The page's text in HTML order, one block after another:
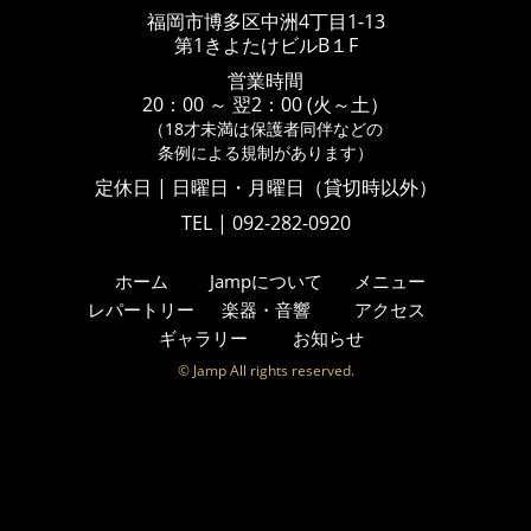
福岡市博多区中洲4丁目1-13
第1きよたけビルB１F
営業時間
20：00 ～ 翌2：00 (火～土）
（18才未満は保護者同伴などの
条例による規制があります）
定休日 | 日曜日・月曜日（貸切時以外）
TEL | 092-282-0920
ホーム Jampについて
メニュー
レパートリー
楽器・音響
アクセス
ギャラリー
お知らせ
© Jamp All rights reserved.